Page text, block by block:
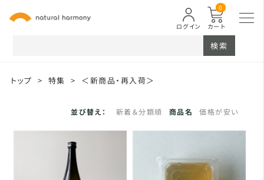
カート
0
ログイン
検索
トップ > 特集 > ＜新商品・再入荷＞
並び替え： 新着＆分類順 商品名 価格が安い